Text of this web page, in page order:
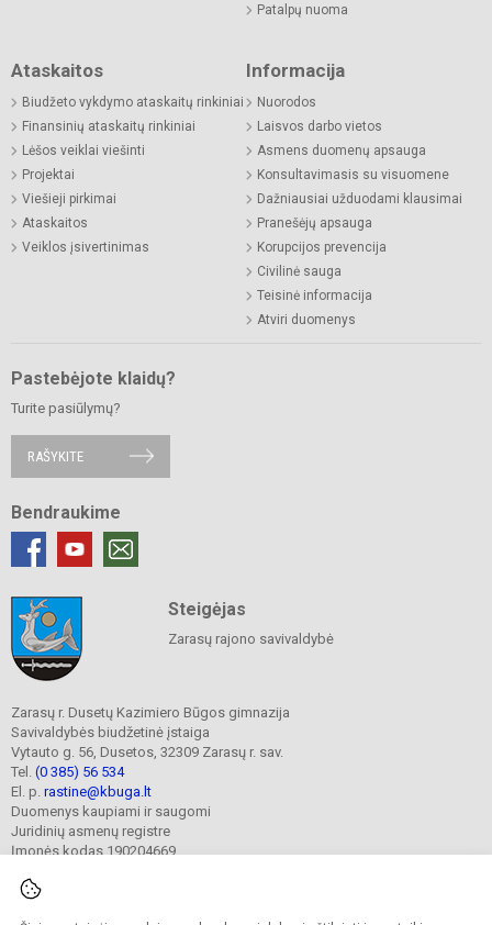
Patalpų nuoma
Ataskaitos
Biudžeto vykdymo ataskaitų rinkiniai
Finansinių ataskaitų rinkiniai
Lėšos veiklai viešinti
Projektai
Viešieji pirkimai
Ataskaitos
Veiklos įsivertinimas
Informacija
Nuorodos
Laisvos darbo vietos
Asmens duomenų apsauga
Konsultavimasis su visuomene
Dažniausiai užduodami klausimai
Pranešėjų apsauga
Korupcijos prevencija
Civilinė sauga
Teisinė informacija
Atviri duomenys
Pastebėjote klaidų?
Turite pasiūlymų?
RAŠYKITE
Bendraukime
Steigėjas
Zarasų rajono savivaldybė
Zarasų r. Dusetų Kazimiero Būgos gimnazija
Savivaldybės biudžetinė įstaiga
Vytauto g. 56, Dusetos, 32309 Zarasų r. sav.
Tel. (0 385) 56 534
El. p. rastine@kbuga.lt
Duomenys kaupiami ir saugomi
Juridinių asmenų registre
Įmonės kodas 190204669